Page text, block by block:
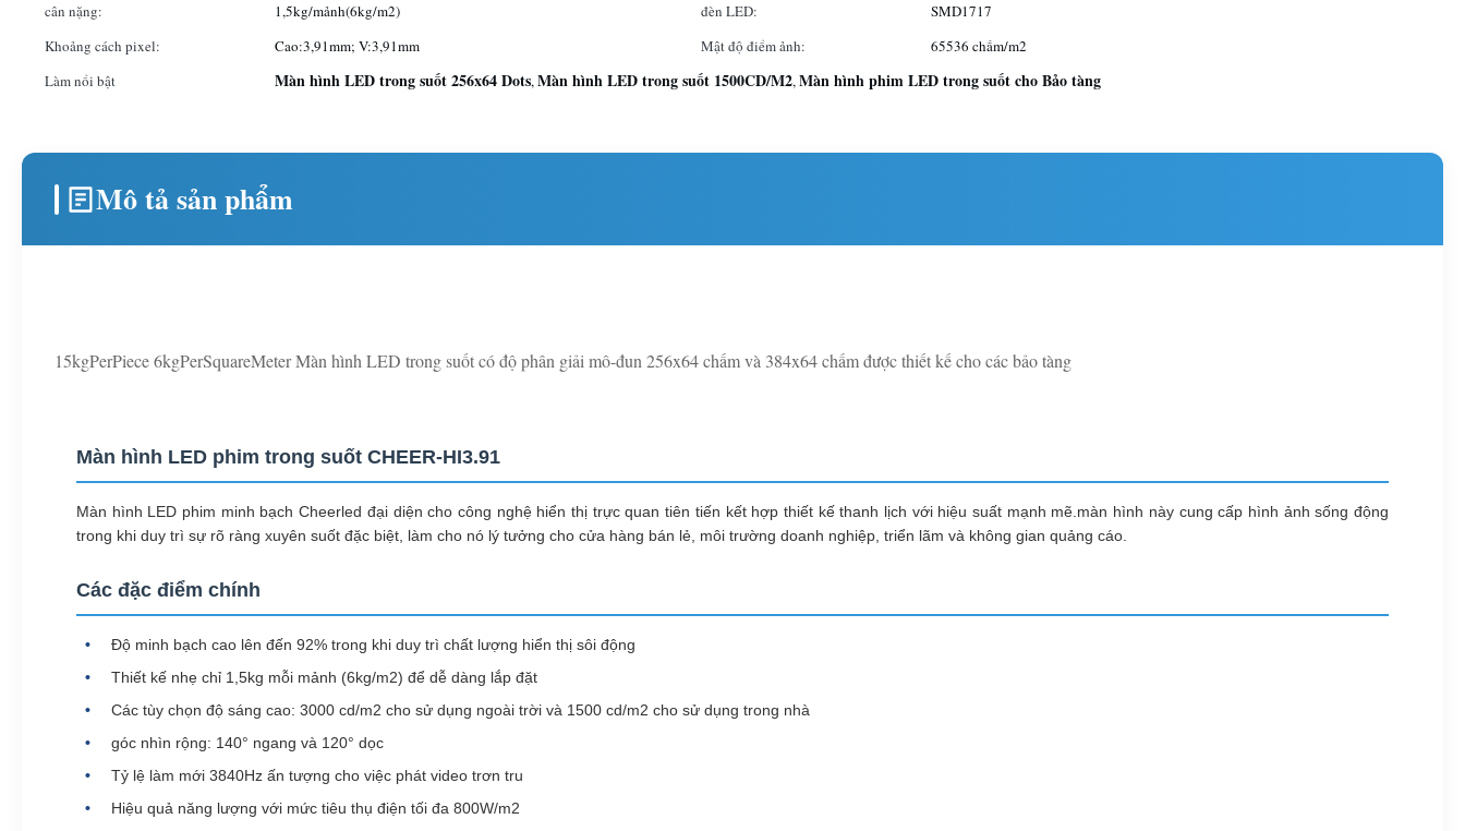
cân nặng:
1,5kg/mảnh(6kg/m2) đèn LED:
SMD1717
Khoảng cách pixel:
Cao:3,91mm; V:3,91mm Mật độ điểm ảnh:
65536 chấm/m2
Làm nổi bật
Màn hình LED trong suốt 256x64 Dots,Màn hình LED trong suốt 1500CD/M2,Màn hình phim LED trong suốt cho Bảo tàng
Mô tả sản phẩm
15kgPerPiece 6kgPerSquareMeter Màn hình LED trong suốt có độ phân giải mô-đun 256x64 chấm và 384x64 chấm được thiết kế cho các bảo tàng
Màn hình LED phim trong suốt CHEER-HI3.91
Màn hình LED phim minh bạch Cheerled đại diện cho công nghệ hiển thị trực quan tiên tiến kết hợp thiết kế thanh lịch với hiệu suất mạnh mẽ.màn hình này cung cấp hình ảnh sống động
trong khi duy trì sự rõ ràng xuyên suốt đặc biệt, làm cho nó lý tưởng cho cửa hàng bán lẻ, môi trường doanh nghiệp, triển lãm và không gian quảng cáo.
Các đặc điểm chính
Độ minh bạch cao lên đến 92% trong khi duy trì chất lượng hiển thị sôi động
Thiết kế nhẹ chỉ 1,5kg mỗi mảnh (6kg/m2) để dễ dàng lắp đặt
Các tùy chọn độ sáng cao: 3000 cd/m2 cho sử dụng ngoài trời và 1500 cd/m2 cho sử dụng trong nhà
góc nhìn rộng: 140° ngang và 120° dọc
Tỷ lệ làm mới 3840Hz ấn tượng cho việc phát video trơn tru
Hiệu quả năng lượng với mức tiêu thụ điện tối đa 800W/m2